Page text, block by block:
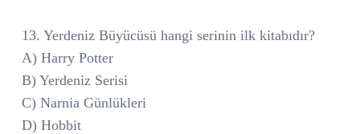
13. Yerdeniz Büyücüsü hangi serinin ilk kitabıdır?
A) Harry Potter
B) Yerdeniz Serisi
C) Narnia Günlükleri
D) Hobbit